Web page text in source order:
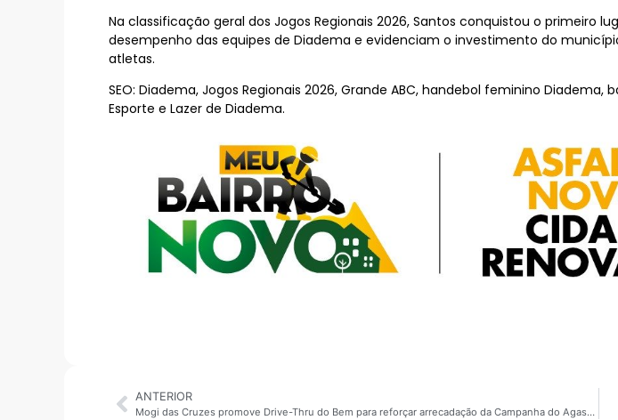
Na classificação geral dos Jogos Regionais 2026, Santos conquistou o primeiro
desempenho das equipes de Diadema e evidenciam o investimento do
atletas.
SEO: Diadema, Jogos Regionais 2026, Grande ABC, handebol feminino
Esporte e Lazer de Diadema.
ANTERIOR
Mogi das Cruzes promove Drive-Thru do Bem para reforçar arrecadação da Campanha do Agasalho 2026